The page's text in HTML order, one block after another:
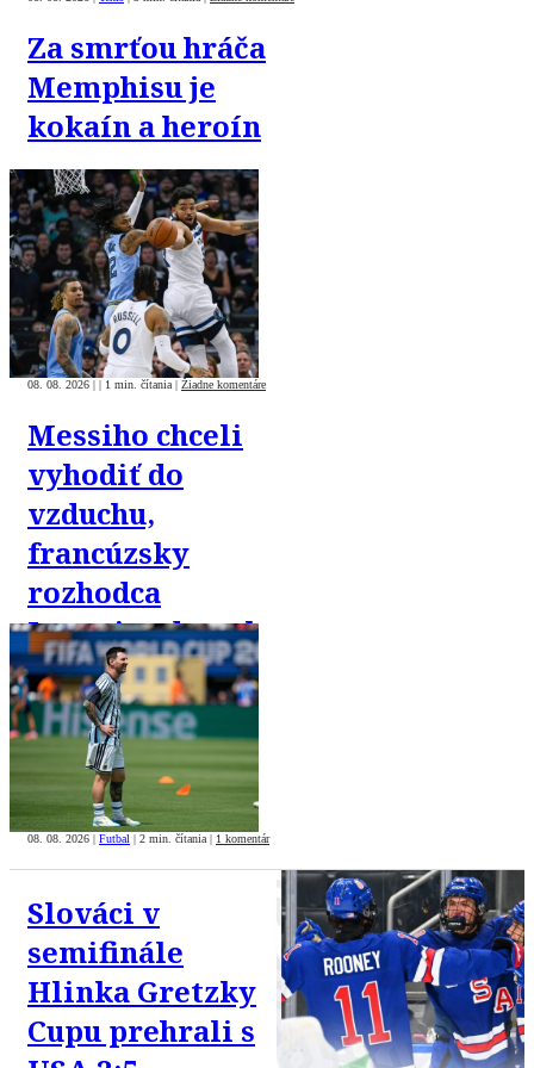
Za smrťou hráča
Memphisu je
kokaín a heroín
08. 08. 2026 | | 1 min. čítania | Žiadne komentáre
Messiho chceli
vyhodiť do
vzduchu,
francúzsky
rozhodca
Letexier dostal
6000
nenávistných
správ
08. 08. 2026 | Futbal | 2 min. čítania | 1 komentár
Slováci v
semifinále
Hlinka Gretzky
Cupu prehrali s